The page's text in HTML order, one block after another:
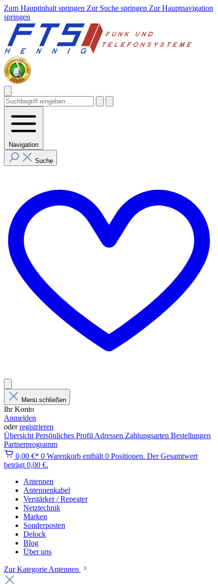
Zum Hauptinhalt springen Zur Suche springen Zur Hauptnavigation
springen
Navigation
Suche
Menü schließen
Ihr Konto
Anmelden
oderregistrieren
Übersicht Persönliches Profil Adressen Zahlungsarten Bestellungen
Partnerprogramm
0,00 €* 0 Warenkorb enthält 0 Positionen. Der Gesamtwert
beträgt 0,00 €.
Antennen
Antennenkabel
Verstärker / Repeater
Netztechnik
Marken
Sonderposten
Delock
Blog
Über uns
Zur Kategorie Antennen